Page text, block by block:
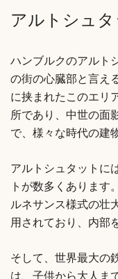
アルトシュ
ハンブルクのアルト
の街の心臓部と言え
に挟まれたこのエリ
所であり、中世の面
で、様々な時代の建
アルトシュタットに
トが数多くあります
ルネサンス様式の壮
用されており、内部
そして、世界最大の